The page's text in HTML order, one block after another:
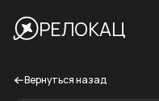
РЕЛОКАЦ
Вернуться назад